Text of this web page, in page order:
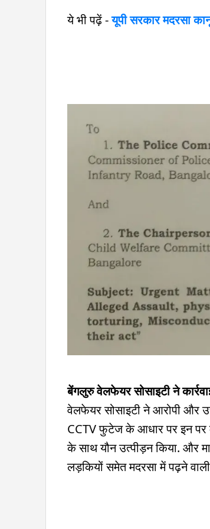
ये भी पढ़ें -यूपी सरकार मदरसा
बेंगलुरु वेलफेयर सोसाइटी ने
वेलफेयर सोसाइटी ने आरोपी और
CCTV फुटेज के आधार पर इन पर
के साथ यौन उत्पीड़न किया. और
लड़कियों समेत मदरसा में पढ़ने